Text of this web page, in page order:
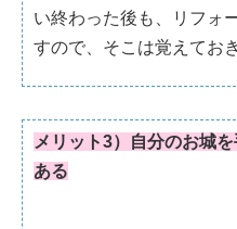
い終わった後も、リフォ
すので、そこは覚えてお
メリット3）自分のお城
ある